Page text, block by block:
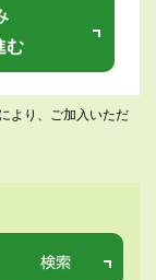
む
より、ご加入いただ
検索